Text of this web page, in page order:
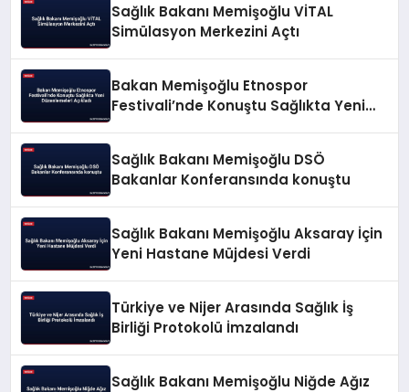
Sağlık Bakanı Memişoğlu VİTAL
Simülasyon Merkezini Açtı
Bakan Memişoğlu Etnospor
Festivali’nde Konuştu Sağlıkta Yeni
Sağlık Bakanı Memişoğlu DSÖ
Bakanlar Konferansında konuştu
Sağlık Bakanı Memişoğlu Aksaray İçin
Yeni Hastane Müjdesi Verdi
Türkiye ve Nijer Arasında Sağlık İş
Birliği Protokolü İmzalandı
Sağlık Bakanı Memişoğlu Niğde Ağız